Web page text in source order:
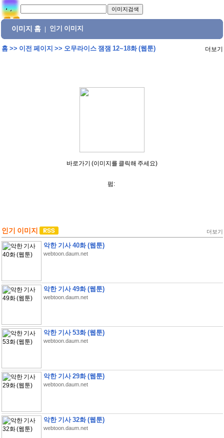
이미지 홈 인기 이미지
홈>> 이전 페이지 >> 오무라이스 잼잼 12~18화 (웹툰) 더보기
바로가기 (이미지를 클릭해 주세요)
펌:
인기 이미지 더보기
악한 기사 40화 (웹툰)
webtoon.daum.net
악한 기사 49화 (웹툰)
webtoon.daum.net
악한 기사 53화 (웹툰)
webtoon.daum.net
악한 기사 29화 (웹툰)
webtoon.daum.net
악한 기사 32화 (웹툰)
webtoon.daum.net